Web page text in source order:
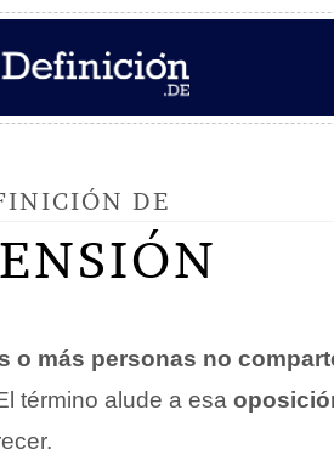
DE
o más personas no
término alude a esa